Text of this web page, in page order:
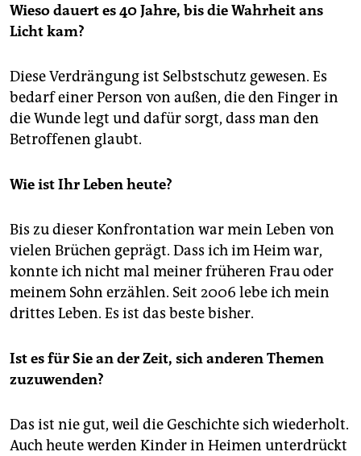
Wieso dauert es 40 Jahre, bis die Wahrheit ans
Licht kam?
Diese Verdrängung ist Selbstschutz gewesen. Es
bedarf einer Person von außen, die den Finger in
die Wunde legt und dafür sorgt, dass man den
Betroffenen glaubt.
Wie ist Ihr Leben heute?
Bis zu dieser Konfrontation war mein Leben von
vielen Brüchen geprägt. Dass ich im Heim war,
konnte ich nicht mal meiner früheren Frau oder
meinem Sohn erzählen. Seit 2006 lebe ich mein
drittes Leben. Es ist das beste bisher.
Ist es für Sie an der Zeit, sich anderen Themen
zuzuwenden?
Das ist nie gut, weil die Geschichte sich wiederholt.
Auch heute werden Kinder in Heimen unterdrückt